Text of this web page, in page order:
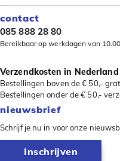
contact
085 888 28 80
Bereikbaar op werkdagen van
Verzendkosten in Nederland
Bestellingen boven de € 50,-
Bestellingen onder de € 50,-
nieuwsbrief
Schrijf je nu in voor onze
Inschrijven